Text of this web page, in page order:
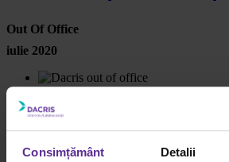
Consimțământ Detalii
Out Of Office
iulie 2020
Importanța mesajelor Out of Office
Gallery